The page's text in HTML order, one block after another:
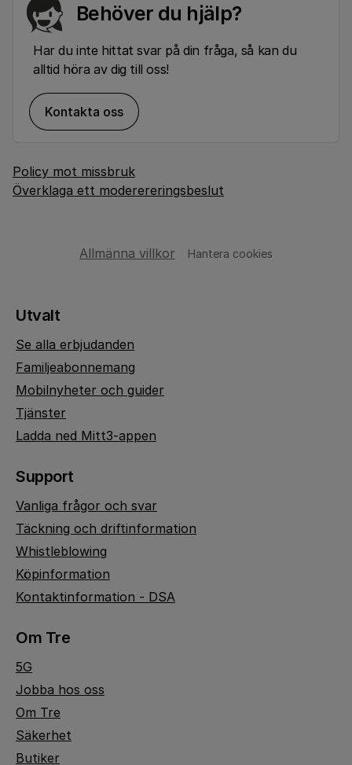
Behöver du hjälp?
Har du inte hittat svar på din fråga, så kan du
alltid höra av dig till oss!
Kontakta oss
Policy mot missbruk
Överklaga ett moderereringsbeslut
Allmänna villkor Hantera cookies
Utvalt
Se alla erbjudanden
Familjeabonnemang
Mobilnyheter och guider
Tjänster
Ladda ned Mitt3-appen
Support
Vanliga frågor och svar
Täckning och driftinformation
Whistleblowing
Köpinformation
Kontaktinformation - DSA
Om Tre
5G
Jobba hos oss
Om Tre
Säkerhet
Butiker